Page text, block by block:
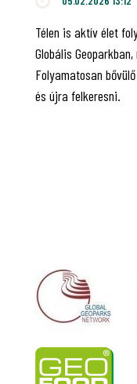
Télen is aktív élet
Globális
Folyamatosan
és újra felkeresni.